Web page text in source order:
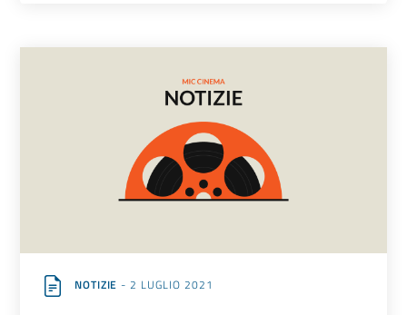
NOTIZIE - 2 LUGLIO 2021